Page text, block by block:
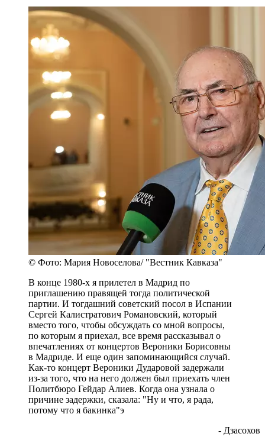
© Фото: Мария Новоселова/ "Вестник Кавказа"
В конце 1980-х я прилетел в Мадрид по
приглашению правящей тогда политической
партии. И тогдашний советский посол в Испании
Сергей Калистратович Романовский, который
вместо того, чтобы обсуждать со мной вопросы,
по которым я приехал, все время рассказывал о
впечатлениях от концертов Вероники Борисовны
в Мадриде. И еще один запоминающийся случай.
Как-то концерт Вероники Дударовой задержали
из-за того, что на него должен был приехать член
Политбюро Гейдар Алиев. Когда она узнала о
причине задержки, сказала: "Ну и что, я рада,
потому что я бакинка"э
- Дзасохов